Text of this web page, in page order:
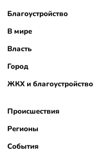
Благоустройство
В мире
Власть
Город
ЖКХ и благоустройство
Происшествия
Регионы
События